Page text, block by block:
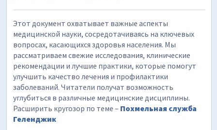
Этот документ охватывает важные аспекты
медицинской науки, сосредотачиваясь на ключевых
вопросах, касающихся здоровья населения. Мы
рассматриваем свежие исследования, клинические
рекомендации и лучшие практики, которые помогут
улучшить качество лечения и профилактики
заболеваний. Читатели получат возможность
углубиться в различные медицинские дисциплины.
Расширить кругозор по теме – Похмельная служба
Геленджик